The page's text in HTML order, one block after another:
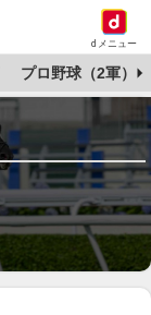
dメニュー
プロ野球（2軍）